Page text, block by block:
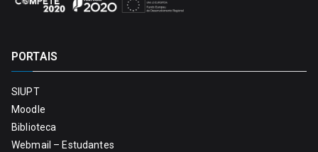
PORTAIS
SIUPT
Moodle
Biblioteca
Webmail – Estudantes